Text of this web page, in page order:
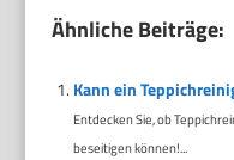
Ähnliche Beiträge:
Kann ein
Entdecken Sie, ob
beseitigen können!...